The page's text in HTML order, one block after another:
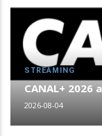
STREAMING
CANAL+ 2026
2026-08-04